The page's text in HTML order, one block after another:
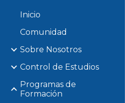
Inicio
Comunidad
Sobre Nosotros
Control de Estudios
Programas de
Formación